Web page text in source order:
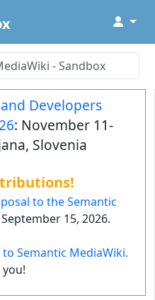
↓
Developers
: November 11-
Slovenia
to the Semantic
15, 2026.
Semantic MediaWiki.